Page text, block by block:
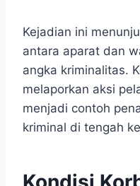
Kejadian ini
antara aparat dan
angka kriminalitas.
melaporkan aksi
menjadi contoh
kriminal di tengah